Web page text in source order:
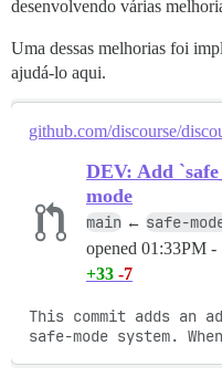
desenvolvendo várias
Uma dessas melhorias foi
ajudá-lo aqui.
github.com/discourse/
DEV: Add
mode
main ← safe-
opened 01:33PM -
+33 -7
This commit adds an
safe-mode system.